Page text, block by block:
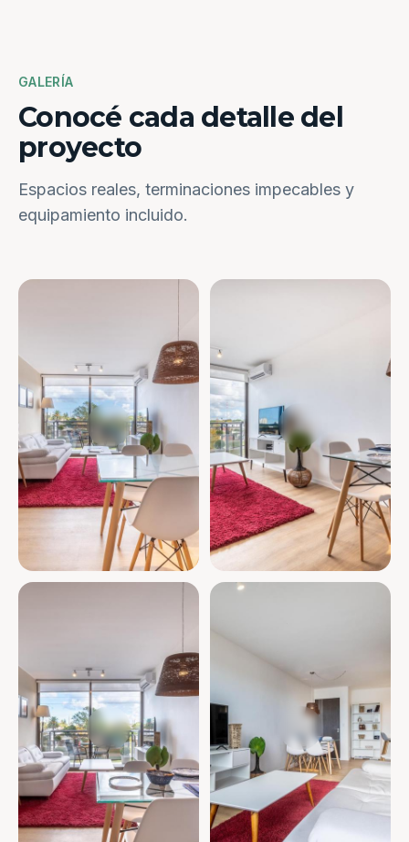
GALERÍA
Conocé cada detalle del
proyecto
Espacios reales, terminaciones impecables y
equipamiento incluido.